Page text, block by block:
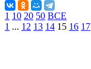
1 10 20 50 ВСЕ
1 ... 12 13 14 15 16 17